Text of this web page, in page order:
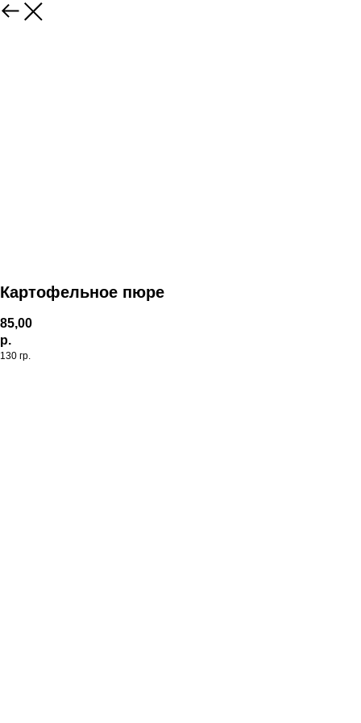
Картофельное пюре
85,00
р.
130 гр.